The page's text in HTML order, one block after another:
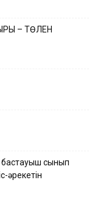
– ТӨЛЕН
бастауыш сынып
әрекетін